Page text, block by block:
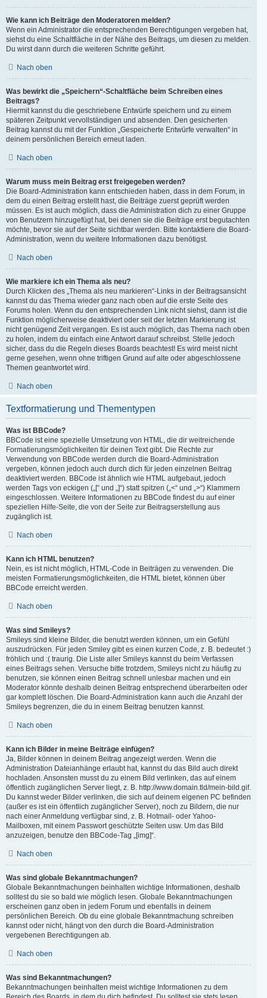
Wie kann ich Beiträge den Moderatoren melden?
Wenn ein Administrator die entsprechenden Berechtigungen vergeben hat,
siehst du eine Schaltfläche in der Nähe des Beitrags, um diesen zu melden.
Du wirst dann durch die weiteren Schritte geführt.
Nach oben
Was bewirkt die „Speichern“-Schaltfläche beim Schreiben eines
Beitrags?
Hiermit kannst du die geschriebene Entwürfe speichern und zu einem
späteren Zeitpunkt vervollständigen und absenden. Den gesicherten
Beitrag kannst du mit der Funktion „Gespeicherte Entwürfe verwalten“ in
deinem persönlichen Bereich erneut laden.
Nach oben
Warum muss mein Beitrag erst freigegeben werden?
Die Board-Administration kann entschieden haben, dass in dem Forum, in
dem du einen Beitrag erstellt hast, die Beiträge zuerst geprüft werden
müssen. Es ist auch möglich, dass die Administration dich zu einer Gruppe
von Benutzern hinzugefügt hat, bei denen sie die Beiträge erst begutachten
möchte, bevor sie auf der Seite sichtbar werden. Bitte kontaktiere die Board-
Administration, wenn du weitere Informationen dazu benötigst.
Nach oben
Wie markiere ich ein Thema als neu?
Durch Klicken des „Thema als neu markieren“-Links in der Beitragsansicht
kannst du das Thema wieder ganz nach oben auf die erste Seite des
Forums holen. Wenn du den entsprechenden Link nicht siehst, dann ist die
Funktion möglicherweise deaktiviert oder seit der letzten Markierung ist
nicht genügend Zeit vergangen. Es ist auch möglich, das Thema nach oben
zu holen, indem du einfach eine Antwort darauf schreibst. Stelle jedoch
sicher, dass du die Regeln dieses Boards beachtest! Es wird meist nicht
gerne gesehen, wenn ohne triftigen Grund auf alte oder abgeschlossene
Themen geantwortet wird.
Nach oben
Textformatierung und Thementypen
Was ist BBCode?
BBCode ist eine spezielle Umsetzung von HTML, die dir weitreichende
Formatierungsmöglichkeiten für deinen Text gibt. Die Rechte zur
Verwendung von BBCode werden durch die Board-Administration
vergeben, können jedoch auch durch dich für jeden einzelnen Beitrag
deaktiviert werden. BBCode ist ähnlich wie HTML aufgebaut, jedoch
werden Tags von eckigen („[“ und „]“) statt spitzen („<“ und „>“) Klammern
eingeschlossen. Weitere Informationen zu BBCode findest du auf einer
speziellen Hilfe-Seite, die von der Seite zur Beitragserstellung aus
zugänglich ist.
Nach oben
Kann ich HTML benutzen?
Nein, es ist nicht möglich, HTML-Code in Beiträgen zu verwenden. Die
meisten Formatierungsmöglichkeiten, die HTML bietet, können über
BBCode erreicht werden.
Nach oben
Was sind Smileys?
Smileys sind kleine Bilder, die benutzt werden können, um ein Gefühl
auszudrücken. Für jeden Smiley gibt es einen kurzen Code, z. B. bedeutet :)
fröhlich und :( traurig. Die Liste aller Smileys kannst du beim Verfassen
eines Beitrags sehen. Versuche bitte trotzdem, Smileys nicht zu häufig zu
benutzen, sie können einen Beitrag schnell unlesbar machen und ein
Moderator könnte deshalb deinen Beitrag entsprechend überarbeiten oder
gar komplett löschen. Die Board-Administration kann auch die Anzahl der
Smileys begrenzen, die du in einem Beitrag benutzen kannst.
Nach oben
Kann ich Bilder in meine Beiträge einfügen?
Ja, Bilder können in deinem Beitrag angezeigt werden. Wenn die
Administration Dateianhänge erlaubt hat, kannst du das Bild auch direkt
hochladen. Ansonsten musst du zu einem Bild verlinken, das auf einem
öffentlich zugänglichen Server liegt, z. B. http://www.domain.tld/mein-bild.gif.
Du kannst weder Bilder verlinken, die sich auf deinem eigenen PC befinden
(außer es ist ein öffentlich zugänglicher Server), noch zu Bildern, die nur
nach einer Anmeldung verfügbar sind, z. B. Hotmail- oder Yahoo-
Mailboxen, mit einem Passwort geschützte Seiten usw. Um das Bild
anzuzeigen, benutze den BBCode-Tag „[img]“.
Nach oben
Was sind globale Bekanntmachungen?
Globale Bekanntmachungen beinhalten wichtige Informationen, deshalb
solltest du sie so bald wie möglich lesen. Globale Bekanntmachungen
erscheinen ganz oben in jedem Forum und ebenfalls in deinem
persönlichen Bereich. Ob du eine globale Bekanntmachung schreiben
kannst oder nicht, hängt von den durch die Board-Administration
vergebenen Berechtigungen ab.
Nach oben
Was sind Bekanntmachungen?
Bekanntmachungen beinhalten meist wichtige Informationen zu dem